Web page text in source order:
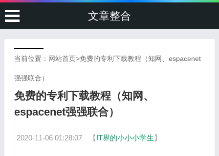
文章整合
当前位置： 网站首页>免费的专利下载教程（知网、espacenet
强强联合）
免费的专利下载教程（知网、
espacenet强强联合）
2020-11-06 01:28:07 【IT界的小小小学生】